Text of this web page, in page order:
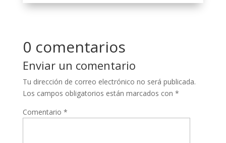
0 comentarios
Enviar un comentario
Tu dirección de correo electrónico no será publicada.
Los campos obligatorios están marcados con *
Comentario *